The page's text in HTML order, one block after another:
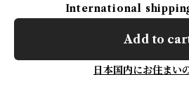
International
Add to
日本国内にお住まい